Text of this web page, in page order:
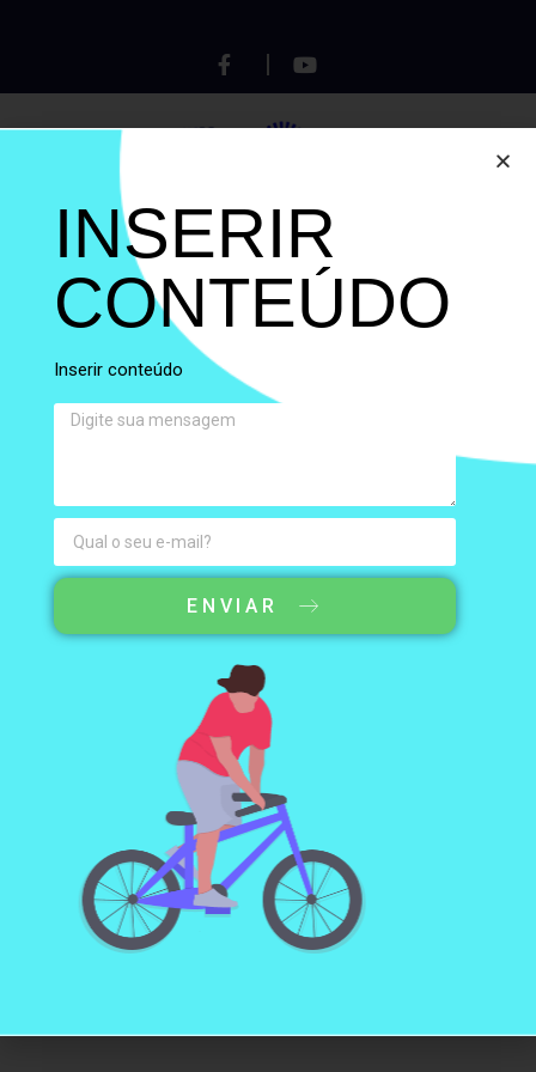
Autor:Fellipe Saraiva
ENDEREÇO E CONTATO
Avenida Desembargador Hugo Simas, 137 CEP:
80.520-250 Bom Retiro - Curitiba - PR
INSERIR
CONTEÚDO
Inserir conteúdo​
ENVIAR